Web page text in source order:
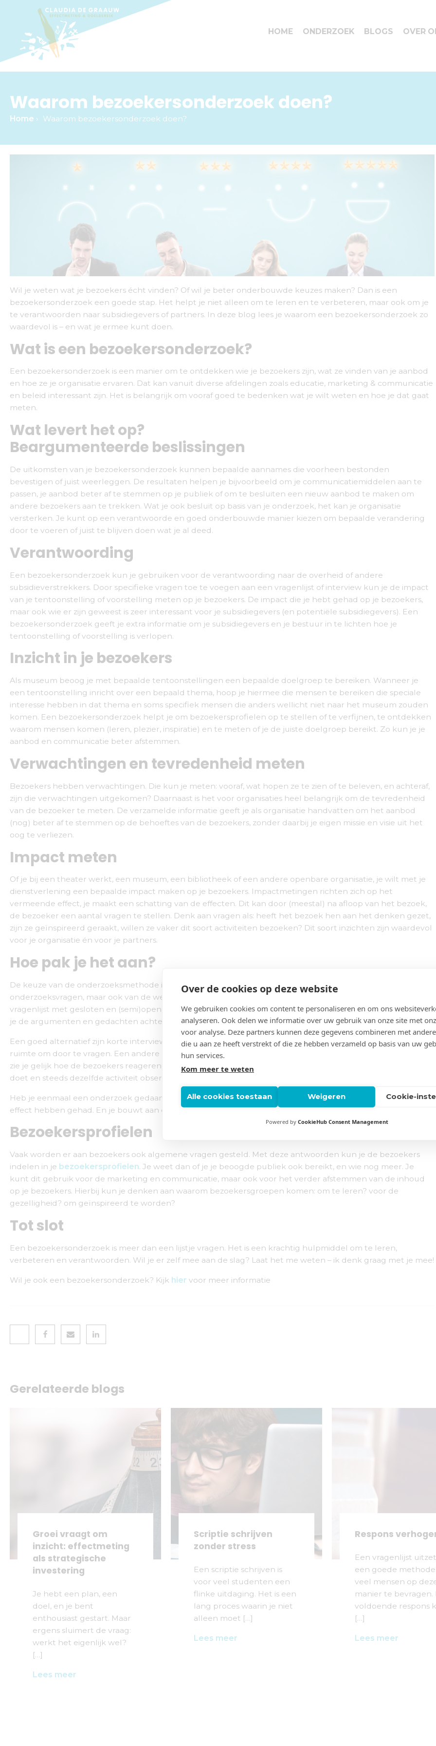
HOME ONDERZOEK BLOGS OVER
Waarom bezoekersonderzoek doen?
Home › Waarom bezoekersonderzoek doen?
Wil je weten wat je bezoekers écht vinden? Of wil je beter onderbouwde keuzes maken? Dan is een
bezoekersonderzoek een goede stap. Het helpt je niet alleen om te leren en te verbeteren, maar ook om je
te verantwoorden naar subsidiegevers of partners. In deze blog lees je waarom een bezoekersonderzoek zo
waardevol is – en wat je ermee kunt doen.
Wat is een bezoekersonderzoek?
Een bezoekersonderzoek is een manier om te ontdekken wie je bezoekers zijn, wat ze vinden van je aanbod
en hoe ze je organisatie ervaren. Dat kan vanuit diverse afdelingen zoals educatie, marketing & communicatie
en beleid interessant zijn. Het is belangrijk om vooraf goed te bedenken wat je wilt weten en hoe je dat gaat
meten.
Wat levert het op?
Beargumenteerde beslissingen
De uitkomsten van je bezoekersonderzoek kunnen bepaalde aannames die voorheen bestonden
bevestigen of juist weerleggen. De resultaten helpen je bijvoorbeeld om je communicatiemiddelen aan te
passen, je aanbod beter af te stemmen op je publiek of om te besluiten een nieuw aanbod te maken om
andere bezoekers aan te trekken. Wat je ook besluit op basis van je onderzoek, het kan je organisatie
versterken. Je kunt op een verantwoorde en goed onderbouwde manier kiezen om bepaalde verandering
door te voeren of juist te blijven doen wat je al deed.
Verantwoording
Een bezoekersonderzoek kun je gebruiken voor de verantwoording naar de overheid of andere
subsidieverstrekkers. Door specifieke vragen toe te voegen aan een vragenlijst of interview kun je de impact
van je tentoonstelling of voorstelling meten op je bezoekers. De impact die je hebt gehad op je bezoekers,
maar ook wie er zijn geweest is zeer interessant voor je subsidiegevers (en potentiële subsidiegevers). Een
bezoekersonderzoek geeft je extra informatie om je subsidiegevers en je bestuur in te lichten hoe je
tentoonstelling of voorstelling is verlopen.
Inzicht in je bezoekers
Als museum beoog je met bepaalde tentoonstellingen een bepaalde doelgroep te bereiken. Wanneer je
een tentoonstelling inricht over een bepaald thema, hoop je hiermee die mensen te bereiken die speciale
interesse hebben in dat thema en soms specifiek mensen die anders wellicht niet naar het museum zouden
komen. Een bezoekersonderzoek helpt je om bezoekersprofielen op te stellen of te verfijnen, te ontdekken
waarom mensen komen (leren, plezier, inspiratie) en te meten of je de juiste doelgroep bereikt. Zo kun je je
aanbod en communicatie beter afstemmen.
Verwachtingen en tevredenheid meten
Bezoekers hebben verwachtingen. Die kun je meten: vooraf, wat hopen ze te zien of te beleven, en achteraf,
zijn die verwachtingen uitgekomen? Daarnaast is het voor organisaties heel belangrijk om de tevredenheid
van de bezoeker te meten. De verzamelde informatie geeft je als organisatie handvatten om het aanbod
(nog) beter af te stemmen op de behoeftes van de bezoekers, zonder daarbij je eigen missie en visie uit het
oog te verliezen.
Impact meten
Of je bij een theater werkt, een museum, een bibliotheek of een andere openbare organisatie, je wilt met je
dienstverlening een bepaalde impact maken op je bezoekers. Impactmetingen richten zich op het
vermeende effect, je maakt een schatting van de effecten. Dit kan door (meestal) na afloop van het bezoek,
de bezoeker een aantal vragen te stellen. Denk aan vragen als: heeft het bezoek hen aan het denken gezet,
zijn ze geïnspireerd geraakt, willen ze vaker dit soort activiteiten bezoeken? Dit soort inzichten zijn waardevol
voor je organisatie én voor je partners.
Hoe pak je het aan?
De keuze van de onderzoeksmethode is afhankelijk van het doel van het onderzoek en de bijbehorende
onderzoeksvragen, maar ook van de wensen en het beschikbare budget. Je kunt gebruik maken van een
vragenlijst met gesloten en (semi)open vragen. Hierbij krijg je echter geen diepzinnige antwoorden en weet
je de argumenten en gedachten achter de antwoorden niet.
Een goed alternatief zijn korte interviews. Een kort interview van maximaal 10 minuten met open vragen en
ruimte om door te vragen. Een andere manier is het doen van observaties. Door je bezoekers te observeren
zie je gelijk hoe de bezoekers reageren op de activiteit. Doordat je de observaties bij meerdere bezoekers
doet en steeds dezelfde activiteit observeert, kun je de informatie vergelijken en analyseren.
Heb je eenmaal een onderzoek gedaan? Dan kun je het makkelijk herhalen. Zo zie je of je aanpassingen
effect hebben gehad. En je bouwt aan een waardevolle kennisbasis over je publiek.
Bezoekersprofielen
Vaak worden er aan bezoekers ook algemene vragen gesteld. Met deze antwoorden kun je de bezoekers
indelen in je bezoekersprofielen. Je weet dan of je je beoogde publiek ook bereikt, en wie nog meer. Je
kunt dit gebruik voor de marketing en communicatie, maar ook voor het verder afstemmen van de inhoud
op je bezoekers. Hierbij kun je denken aan waarom bezoekersgroepen komen: om te leren? voor de
gezelligheid? om geïnspireerd te worden?
Tot slot
Een bezoekersonderzoek is meer dan een lijstje vragen. Het is een krachtig hulpmiddel om te leren,
verbeteren en verantwoorden. Wil je er zelf mee aan de slag? Laat het me weten – ik denk graag met je mee!
Wil je ook een bezoekersonderzoek? Kijk hier voor meer informatie
Gerelateerde blogs
Groei vraagt om
inzicht: effectmeting
als strategische
investering
Je hebt een plan, een
doel, en je bent
enthousiast gestart. Maar
ergens sluimert de vraag:
werkt het eigenlijk wel?
[…]
Lees meer
Scriptie schrijven
zonder stress
Een scriptie schrijven is
voor veel studenten een
flinke uitdaging. Het is een
lang proces waarin je niet
alleen moet […]
Lees meer
Respons
Een vragenlijst
een goede
veel mensen op
manier te bevragen.
voldoende respons
[…]
Lees meer
Over de cookies op deze website
We gebruiken cookies om content te personaliseren en om ons
analyseren. Ook delen we informatie over uw gebruik van onze site met
voor analyse. Deze partners kunnen deze gegevens combineren met
die u aan ze heeft verstrekt of die ze hebben verzameld op basis van uw
hun services.
Kom meer te weten
Alle cookies toestaan Weigeren Cookie-
Powered by CookieHub Consent Management